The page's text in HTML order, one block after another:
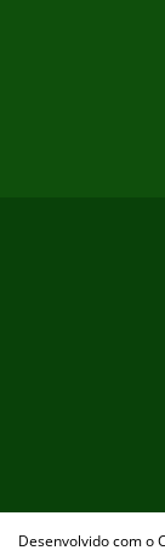
Desenvolvido com o